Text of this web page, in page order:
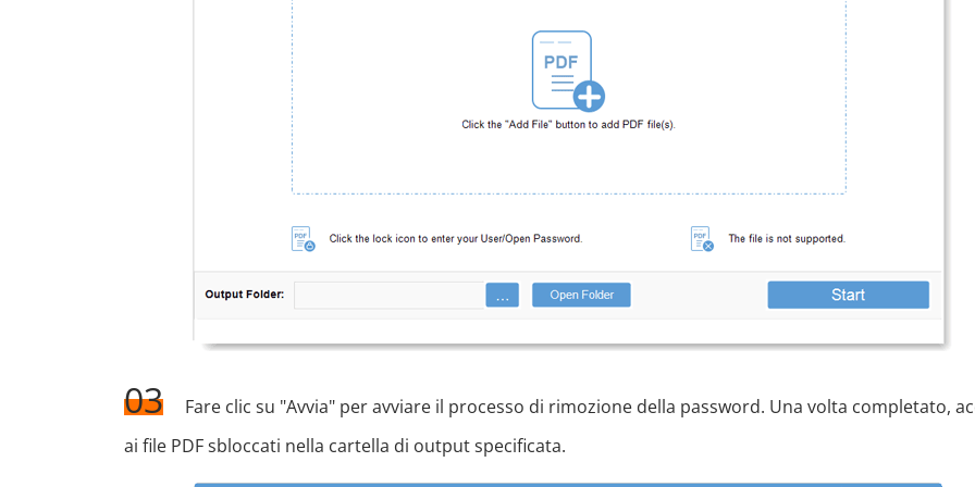
03
Fare clic su "Avvia" per avviare il processo di rimozione della password. Una volta completato,
ai file PDF sbloccati nella cartella di output specificata.